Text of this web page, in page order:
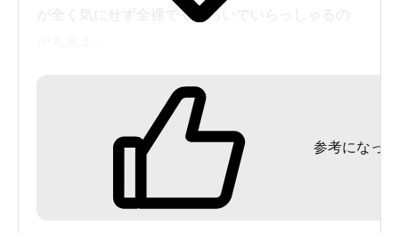
が全く気にせず全裸でくつろいでいらっしゃるの
正直入るのを戸惑いましたが、いざ突入すると異
様な雰囲気のロビーで愛想のいいおばちゃんが受
付してくれる。
温泉施設はかなり手作り感がありなかなか良い。
参考になった